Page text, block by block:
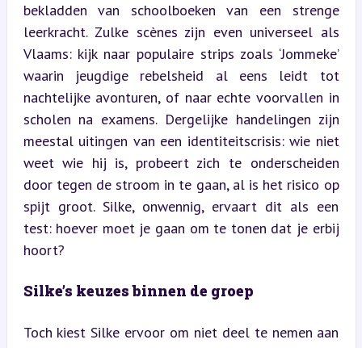
bekladden van schoolboeken van een strenge
leerkracht. Zulke scènes zijn even universeel als
Vlaams: kijk naar populaire strips zoals ‘Jommeke’
waarin jeugdige rebelsheid al eens leidt tot
nachtelijke avonturen, of naar echte voorvallen in
scholen na examens. Dergelijke handelingen zijn
meestal uitingen van een identiteitscrisis: wie niet
weet wie hij is, probeert zich te onderscheiden
door tegen de stroom in te gaan, al is het risico op
spijt groot. Silke, onwennig, ervaart dit als een
test: hoever moet je gaan om te tonen dat je erbij
hoort?
Silke’s keuzes binnen de groep
Toch kiest Silke ervoor om niet deel te nemen aan